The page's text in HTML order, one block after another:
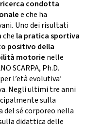
condotta
e che ha
. Uno dei risultati
che la pratica sportiva
positivo della
motorie nelle
SCARPA, Ph.D.
l’età evolutiva’
Negli ultimi tre anni
sulla
del sé corporeo nella
didattica delle